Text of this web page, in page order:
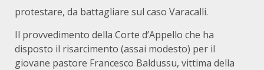
protestare, da battagliare sul caso Varacalli.
Il provvedimento della Corte d’Appello che ha
disposto il risarcimento (assai modesto) per il
giovane pastore Francesco Baldussu, vittima della